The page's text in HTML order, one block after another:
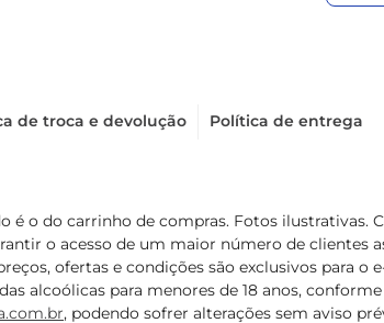
de troca e devolução Política de entrega
é o do carrinho de compras. Fotos ilustrativas.
o acesso de um maior número de clientes
ofertas e condições são exclusivos para o
alcoólicas para menores de 18 anos,
, podendo sofrer alterações sem aviso